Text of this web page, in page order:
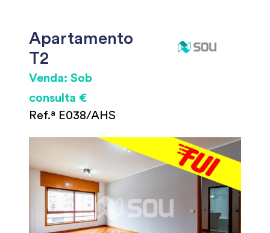
Apartamento
T2
Venda: Sob
consulta €
Ref.ª E038/AHS